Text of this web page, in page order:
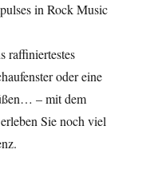
in Rock Music
raffiniertestes
oder eine
– mit dem
Sie noch viel